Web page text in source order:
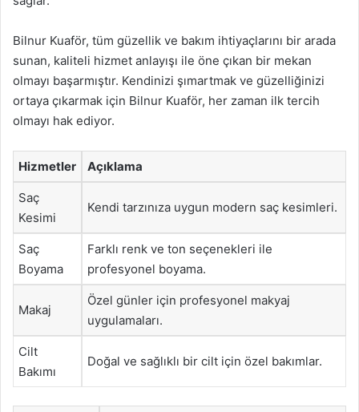
Bilnur Kuaför, tüm güzellik ve bakım ihtiyaçlarını bir arada
sunan, kaliteli hizmet anlayışı ile öne çıkan bir mekan
olmayı başarmıştır. Kendinizi şımartmak ve güzelliğinizi
ortaya çıkarmak için Bilnur Kuaför, her zaman ilk tercih
olmayı hak ediyor.
Hizmetler Açıklama
Saç
Kesimi
Kendi tarzınıza uygun modern saç kesimleri.
Saç
Boyama
Farklı renk ve ton seçenekleri ile
profesyonel boyama.
Makaj
Özel günler için profesyonel makyaj
uygulamaları.
Cilt
Bakımı
Doğal ve sağlıklı bir cilt için özel bakımlar.